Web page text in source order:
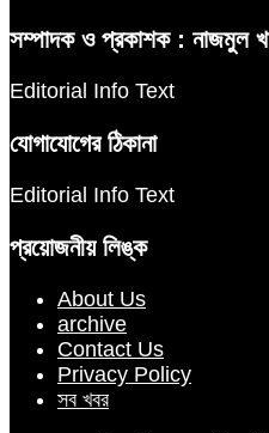
সম্পাদক ও প্রকাশক : নাজমুল
Editorial Info Text
যোগাযোগের ঠিকানা
Editorial Info Text
প্রয়োজনীয় লিঙ্ক
About Us
archive
Contact Us
Privacy Policy
সব খবর